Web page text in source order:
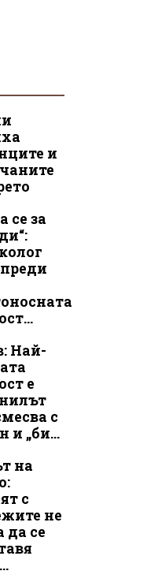
и
се за
Най-
е
с
и „би...
на
с
не
да се